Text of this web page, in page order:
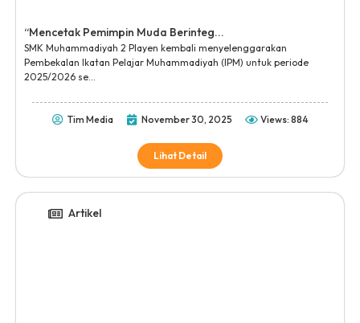
“Mencetak Pemimpin Muda Berinteg...
SMK Muhammadiyah 2 Playen kembali menyelenggarakan
Pembekalan Ikatan Pelajar Muhammadiyah (IPM) untuk periode
2025/2026 se...
Tim Media November 30, 2025 Views: 884
Lihat Detail
Artikel